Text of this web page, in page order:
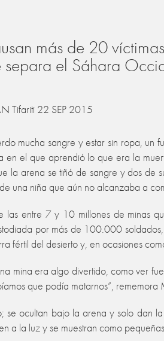
más de 20
separa el Sáhara
Tifariti 22 SEP 2015
mucha sangre y estar sin ropa, un
el que aprendió lo que era la
la arena se tiñó de sangre y dos de
una niña que aún no alcanzaba a
las entre 7 y 10 millones de minas
por más de 100.000
fértil del desierto y, en ocasiones
mina era algo divertido, como ver
que podía matarnos”, rememora
se ocultan bajo la arena y solo
a la luz y se muestran como